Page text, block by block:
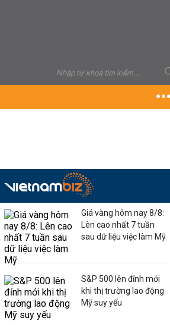
Giá vàng hôm nay 8/8:
Lên cao nhất 7 tuần
sau dữ liệu việc làm Mỹ
S&P 500 lên đỉnh mới
khi thị trường lao động
Mỹ suy yếu